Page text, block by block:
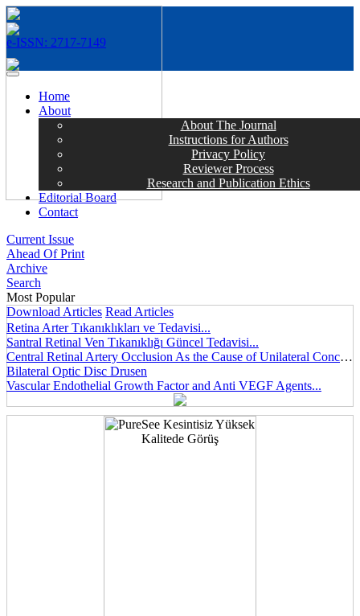
e-ISSN: 2717-7149
MENÜ
Home
About
About The Journal
Instructions for Authors
Privacy Policy
Reviewer Process
Research and Publication Ethics
Editorial Board
Contact
Current Issue
Ahead Of Print
Archive
Search
Most Popular
Download Articles Read Articles
Retina Arter Tıkanıklıkları ve Tedavisi...
Santral Retinal Ven Tıkanıklığı Güncel Tedavisi...
Central Retinal Artery Occlusion As the Cause of Unilateral Concentric Narrowing of Visual Field and Presence of Cilioretinal Artery...
Bilateral Optic Disc Drusen
Vascular Endothelial Growth Factor and Anti VEGF Agents...